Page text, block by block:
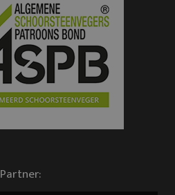
Partner: